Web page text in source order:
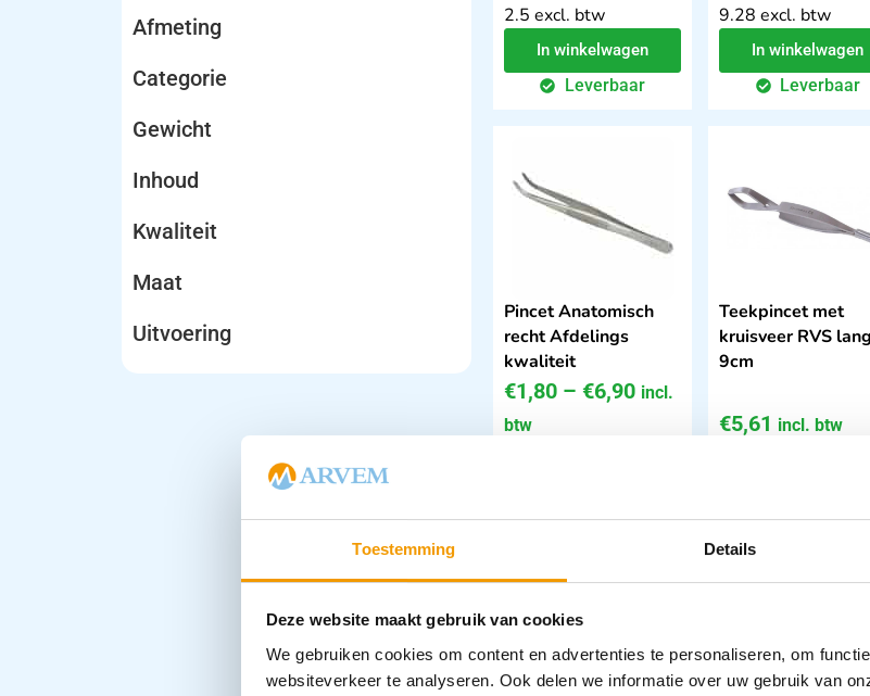
Toestemming Details
Deze website maakt gebruik van cookies
We gebruiken cookies om content en advertenties te personaliseren, om
websiteverkeer te analyseren. Ook delen we informatie over uw gebruik van
Afmeting
Categorie
Gewicht
Inhoud
Kwaliteit
Maat
Uitvoering
2.5 excl. btw
In winkelwagen
Leverbaar
9.28 excl. btw
In winkelwagen
Leverbaar
Pincet Anatomisch
recht Afdelings
kwaliteit
€1,80 – €6,90 incl.
btw
Leverbaar
Teekpincet met
kruisveer RVS lang
9cm
€5,61 incl. btw
Leverbaar